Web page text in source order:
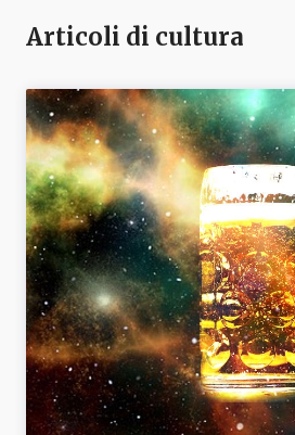
Articoli di cultura